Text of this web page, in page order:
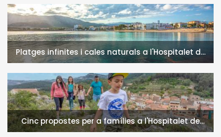
Platges infinites i cales naturals a l'Hospitalet de
l'Infant i la Vall de Llors
Cinc propostes per a famílies a l'Hospitalet de
l'Infant i la Vall de Llors